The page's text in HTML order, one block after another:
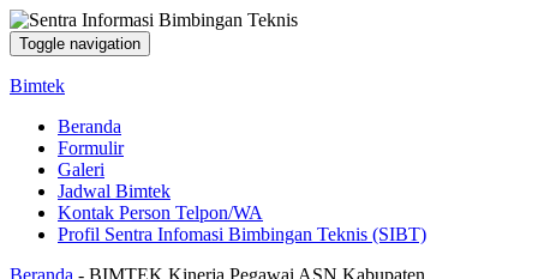
Toggle navigation
Bimtek
Beranda
Formulir
Galeri
Jadwal Bimtek
Kontak Person Telpon/WA
Profil Sentra Infomasi Bimbingan Teknis (SIBT)
Beranda - BIMTEK Kinerja Pegawai ASN Kabupaten